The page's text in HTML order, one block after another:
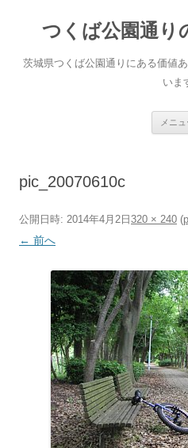
へ
ス
つくば公園通り
茨城県つくば公園通りにある価値
いま
メニュ
pic_20070610c
公開日時: 2014年4月2日 320 × 240 (
← 前へ